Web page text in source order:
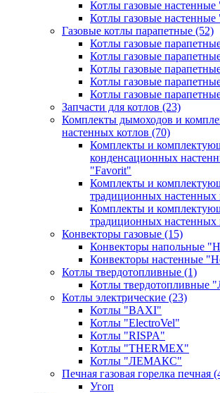
Котлы газовые
Котлы газовые
Газовые котлы парапетные (52)
Котлы газовые
Котлы газовые
Котлы газовые
Котлы газовые
Котлы газовые
Запчасти для котлов (23)
Комплекты дымоходов и
настенных котлов (70)
Комплекты и
конденсационных
"Favorit"
Комплекты и
традиционных настенных
Комплекты и
традиционных настенных
Конвекторы газовые (15)
Конвекторы напольные
Конвекторы настенные
Котлы твердотопливные (1)
Котлы твердотопливные
Котлы электрические (23)
Котлы "BAXI"
Котлы "ElectroVel"
Котлы "RISPA"
Котлы "THERMEX"
Котлы "ЛЕМАКС"
Печная газовая горелка печная
Угоп